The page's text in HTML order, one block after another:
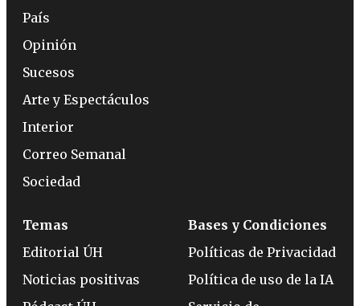
País
Opinión
Sucesos
Arte y Espectáculos
Interior
Correo Semanal
Sociedad
Temas
Editorial ÚH
Noticias positivas
Bases y Condiciones
Políticas de Privacidad
Política de uso de la IA